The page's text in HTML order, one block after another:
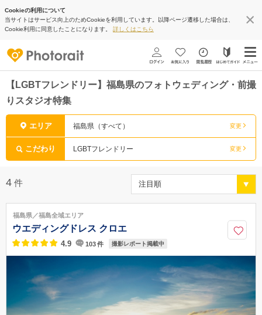
Cookieの利用について
当サイトはサービス向上のためCookieを利用しています。以降ページ遷移した場合は、
Cookie利用に同意したことになります。 詳しくはこちら
【LGBTフレンドリー】福島県のフォトウェディング・前撮
りスタジオ特集
エリア 福島県（すべて） 変更
こだわり LGBTフレンドリー 変更
4 件
福島県／福島全域エリア
ウエディングドレス クロエ
4.9 103件 撮影レポート掲載中